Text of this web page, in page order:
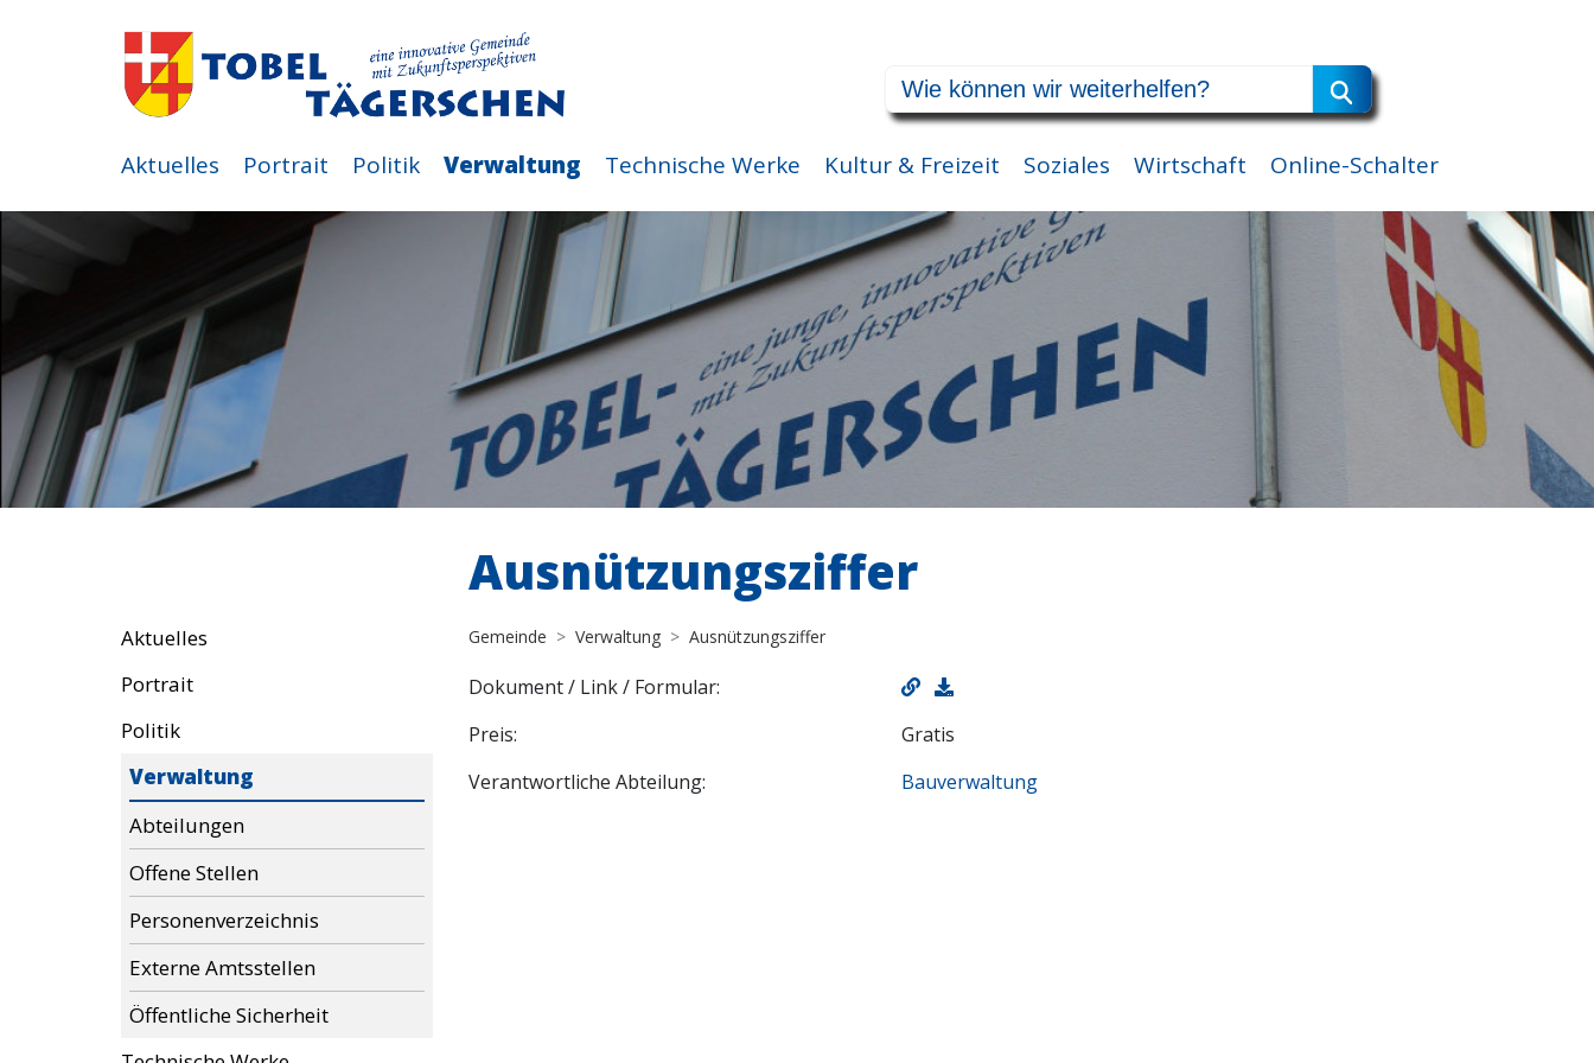
Aktuelles Portrait Politik Verwaltung Technische Werke Kultur & Freizeit Soziales Wirtschaft Online-Schalter
Aktuelles
Portrait
Politik
Verwaltung
Abteilungen
Offene Stellen
Personenverzeichnis
Externe Amtsstellen
Öffentliche Sicherheit
Ausnützungsziffer
Gemeinde Verwaltung Ausnützungsziffer
Dokument / Link / Formular:
Preis:
Gratis
Verantwortliche Abteilung:
Bauverwaltung